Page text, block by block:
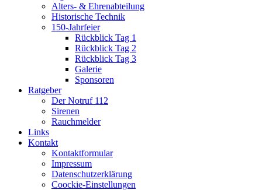
Alters- & Ehrenabteilung
Historische Technik
150-Jahrfeier
Rückblick Tag 1
Rückblick Tag 2
Rückblick Tag 3
Galerie
Sponsoren
Ratgeber
Der Notruf 112
Sirenen
Rauchmelder
Links
Kontakt
Kontaktformular
Impressum
Datenschutzerklärung
Coockie-Einstellungen